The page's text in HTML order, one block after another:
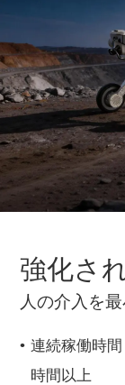
強化さ
人の介入を
連続稼働時
時間以上